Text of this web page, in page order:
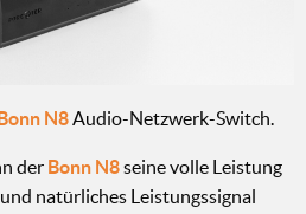
Bonn N8Audio-Netzwerk-Switch.
der Bonn N8seine volle Leistung
natürliches Leistungssignal